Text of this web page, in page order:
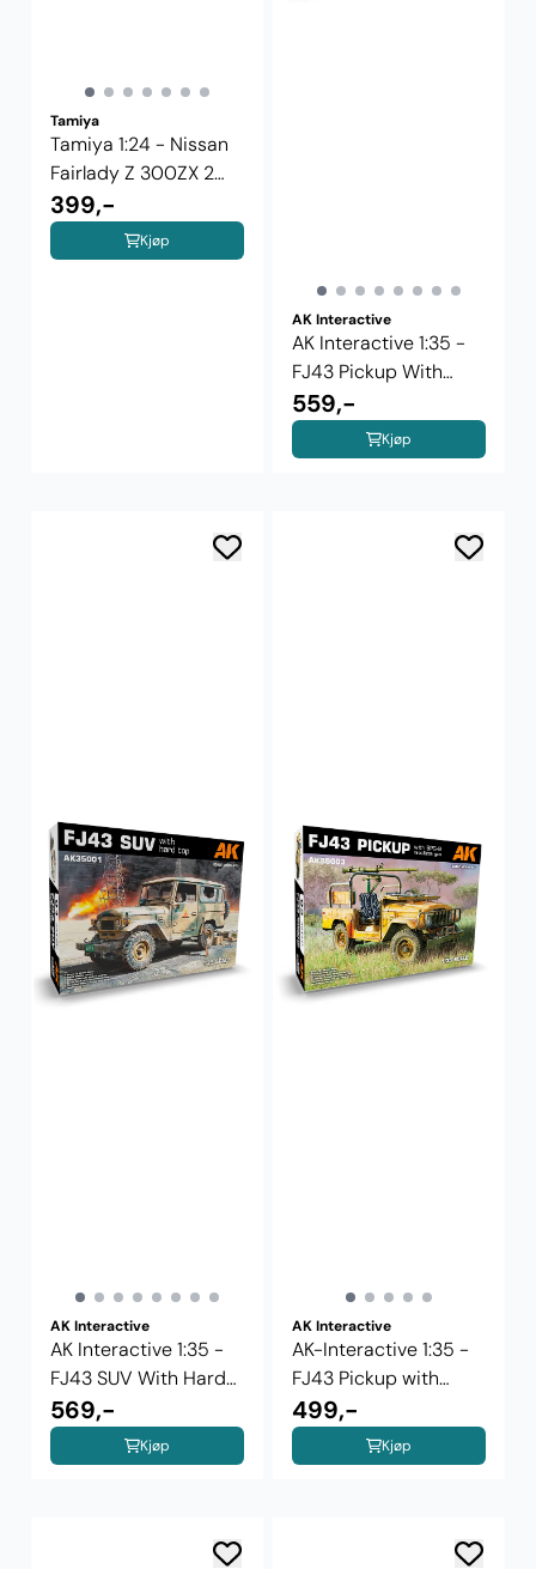
Tamiya
Tamiya 1:24 - Nissan
Fairlady Z 300ZX 2
Seater ...
399,-
Kjøp
AK Interactive
AK Interactive 1:35 -
FJ43 Pickup With
Dshkm ...
559,-
Kjøp
AK Interactive
AK Interactive 1:35 -
FJ43 SUV With Hard
Top ...
569,-
Kjøp
AK Interactive
AK-Interactive 1:35 -
FJ43 Pickup with
SPG-9 ...
499,-
Kjøp